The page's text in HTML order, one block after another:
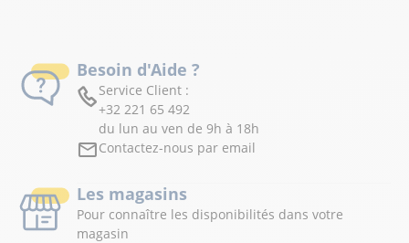
Besoin d'Aide ?
Service Client :
+32 221 65 492
du lun au ven de 9h à 18h
Contactez-nous par email
Les magasins
Pour connaître les disponibilités dans votre
magasin